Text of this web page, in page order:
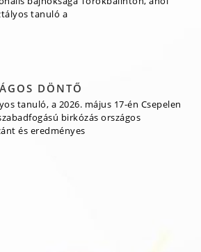
tanuló a
DÖNTŐ
tanuló, a 2026. május 17-én Csepelen
birkózás országos
és eredményes